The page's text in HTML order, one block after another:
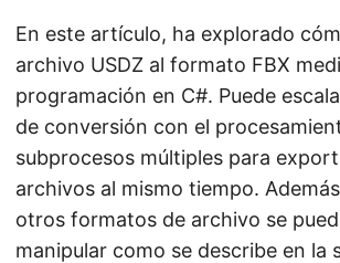
En este artículo, ha explorado
archivo USDZ al formato FBX
programación en C#. Puede
de conversión con el
subprocesos múltiples para
archivos al mismo tiempo.
otros formatos de archivo se
manipular como se describe en la